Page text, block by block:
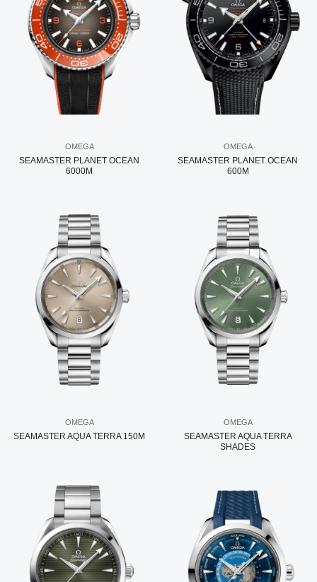
OMEGA
SEAMASTER PLANET OCEAN
6000M
OMEGA
SEAMASTER PLANET OCEAN
600M
OMEGA
SEAMASTER AQUA TERRA 150M
OMEGA
SEAMASTER AQUA TERRA
SHADES